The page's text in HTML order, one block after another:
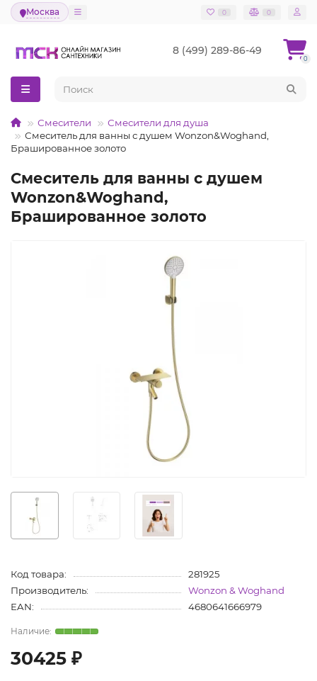
Москва 0 0
8 (499) 289-86-49
0
Смесители
Смесители для душа
Смеситель для ванны с душем Wonzon&Woghand,
Брашированное золото
Смеситель для ванны с душем
Wonzon&Woghand,
Брашированное золото
Код товара:
281925
Производитель:
Wonzon & Woghand
EAN:
4680641666979
30425 ₽